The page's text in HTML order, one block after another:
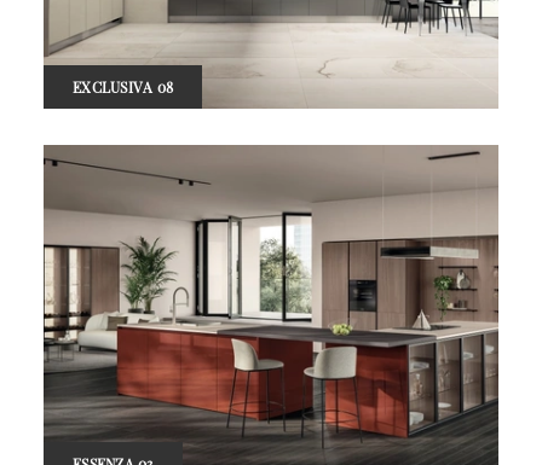
EXCLUSIVA 08